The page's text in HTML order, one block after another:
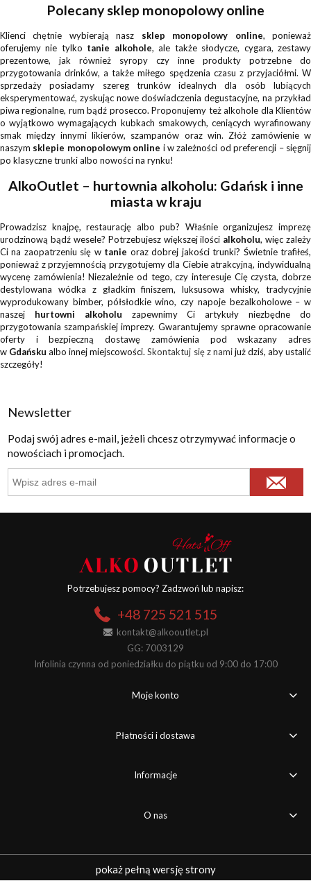
Polecany sklep monopolowy online
Klienci chętnie wybierają nasz sklep monopolowy online, ponieważ
oferujemy nie tylko tanie alkohole, ale także słodycze, cygara, zestawy
prezentowe, jak również syropy czy inne produkty potrzebne do
przygotowania drinków, a także miłego spędzenia czasu z przyjaciółmi. W
sprzedaży posiadamy szereg trunków idealnych dla osób lubiących
eksperymentować, zyskując nowe doświadczenia degustacyjne, na przykład
piwa regionalne, rum bądź prosecco. Proponujemy też alkohole dla Klientów
o wyjątkowo wymagających kubkach smakowych, ceniących wyrafinowany
smak między innymi likierów, szampanów oraz win. Złóż zamówienie w
naszym sklepie monopolowym online i w zależności od preferencji – sięgnij
po klasyczne trunki albo nowości na rynku!
AlkoOutlet – hurtownia alkoholu: Gdańsk i inne
miasta w kraju
Prowadzisz knajpę, restaurację albo pub? Właśnie organizujesz imprezę
urodzinową bądź wesele? Potrzebujesz większej ilości alkoholu, więc zależy
Ci na zaopatrzeniu się w tanie oraz dobrej jakości trunki? Świetnie trafiłeś,
ponieważ z przyjemnością przygotujemy dla Ciebie atrakcyjną, indywidualną
wycenę zamówienia! Niezależnie od tego, czy interesuje Cię czysta, dobrze
destylowana wódka z gładkim finiszem, luksusowa whisky, tradycyjnie
wyprodukowany bimber, półsłodkie wino, czy napoje bezalkoholowe – w
naszej hurtowni alkoholu zapewnimy Ci artykuły niezbędne do
przygotowania szampańskiej imprezy. Gwarantujemy sprawne opracowanie
oferty i bezpieczną dostawę zamówienia pod wskazany adres
w Gdańsku albo innej miejscowości.Skontaktuj się z namijuż dziś, aby ustalić
szczegóły!
Newsletter
Podaj swój adres e-mail, jeżeli chcesz otrzymywać informacje o
nowościach i promocjach.
Potrzebujesz pomocy? Zadzwoń lub napisz:
+48 725 521 515
kontakt@alkooutlet.pl
GG: 7003129
Infolinia czynna od poniedziałku do piątku od 9:00 do 17:00
Moje konto
Płatności i dostawa
Informacje
O nas
pokaż pełną wersję strony